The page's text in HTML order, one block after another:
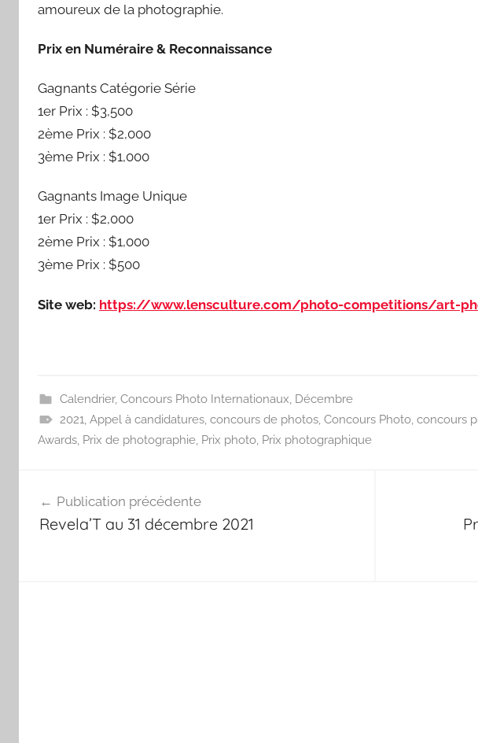
amoureux de la photographie.
Prix en Numéraire & Reconnaissance
Gagnants Catégorie Série
1er Prix : $3,500
2ème Prix : $2,000
3ème Prix : $1,000
Gagnants Image Unique
1er Prix : $2,000
2ème Prix : $1,000
3ème Prix : $500
Site web: https://www.lensculture.com/photo-competitions/art-
Calendrier, Concours Photo Internationaux, Décembre
2021, Appel à candidatures, concours de photos, Concours Photo, concours
Awards, Prix de photographie, Prix photo, Prix photographique
de
Publication précédente
Revela’T au 31 décembre 2021